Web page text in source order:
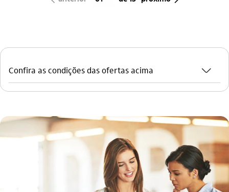
Confira as condições das ofertas acima seta_baixo